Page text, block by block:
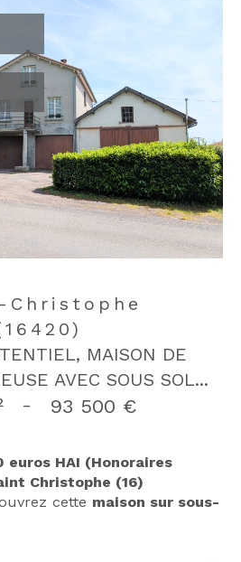
Christophe
MAISON DE
AVEC SOUS SOL...
- 93 500 €
euros HAI (Honoraires
Christophe (16)
cette maison sur sous-